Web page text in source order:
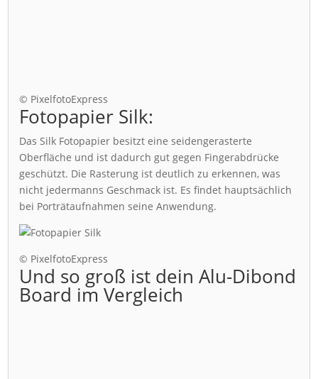
© PixelfotoExpress
Fotopapier Silk:
Das Silk Fotopapier besitzt eine seidengerasterte
Oberfläche und ist dadurch gut gegen Fingerabdrücke
geschützt. Die Rasterung ist deutlich zu erkennen, was
nicht jedermanns Geschmack ist. Es findet hauptsächlich
bei Porträtaufnahmen seine Anwendung.
© PixelfotoExpress
Und so groß ist dein Alu-Dibond
Board im Vergleich